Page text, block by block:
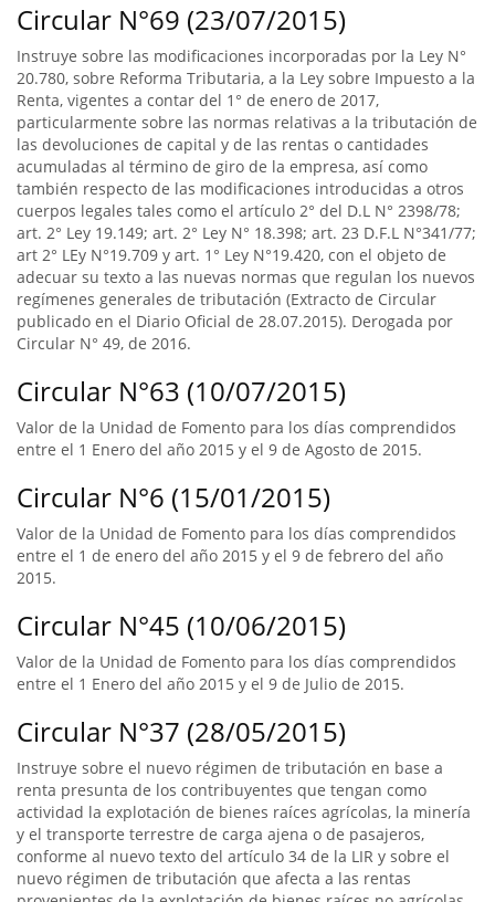
Circular N°69 (23/07/2015)
Instruye sobre las modificaciones incorporadas por la Ley N°
20.780, sobre Reforma Tributaria, a la Ley sobre Impuesto a la
Renta, vigentes a contar del 1° de enero de 2017,
particularmente sobre las normas relativas a la tributación de
las devoluciones de capital y de las rentas o cantidades
acumuladas al término de giro de la empresa, así como
también respecto de las modificaciones introducidas a otros
cuerpos legales tales como el artículo 2° del D.L N° 2398/78;
art. 2° Ley 19.149; art. 2° Ley N° 18.398; art. 23 D.F.L N°341/77;
art 2° LEy N°19.709 y art. 1° Ley N°19.420, con el objeto de
adecuar su texto a las nuevas normas que regulan los nuevos
regímenes generales de tributación (Extracto de Circular
publicado en el Diario Oficial de 28.07.2015). Derogada por
Circular N° 49, de 2016.
Circular N°63 (10/07/2015)
Valor de la Unidad de Fomento para los días comprendidos
entre el 1 Enero del año 2015 y el 9 de Agosto de 2015.
Circular N°6 (15/01/2015)
Valor de la Unidad de Fomento para los días comprendidos
entre el 1 de enero del año 2015 y el 9 de febrero del año
2015.
Circular N°45 (10/06/2015)
Valor de la Unidad de Fomento para los días comprendidos
entre el 1 Enero del año 2015 y el 9 de Julio de 2015.
Circular N°37 (28/05/2015)
Instruye sobre el nuevo régimen de tributación en base a
renta presunta de los contribuyentes que tengan como
actividad la explotación de bienes raíces agrícolas, la minería
y el transporte terrestre de carga ajena o de pasajeros,
conforme al nuevo texto del artículo 34 de la LIR y sobre el
nuevo régimen de tributación que afecta a las rentas